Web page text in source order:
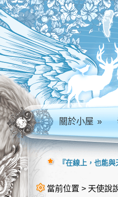
關於小屋»
當前位置 > 天使說
『在線上，也能與